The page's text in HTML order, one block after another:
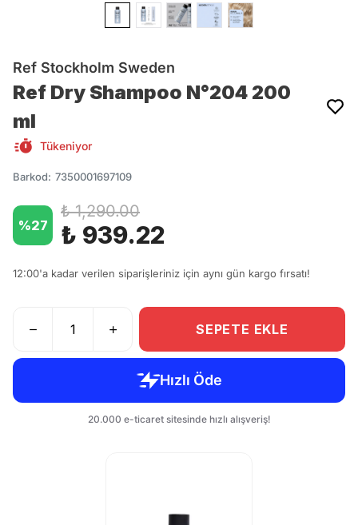
Ref Stockholm Sweden
Ref Dry Shampoo N°204 200
ml
Tükeniyor
Barkod: 7350001697109
%27
₺ 1,290.00
₺ 939.22
12:00'a kadar verilen siparişleriniz için aynı gün kargo fırsatı!
SEPETE EKLE